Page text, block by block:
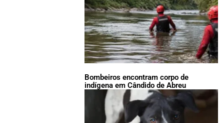
Bombeiros encontram corpo de
indígena em Cândido de Abreu